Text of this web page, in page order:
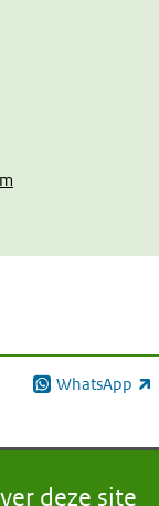
WhatsApp
(externe link)
deze site